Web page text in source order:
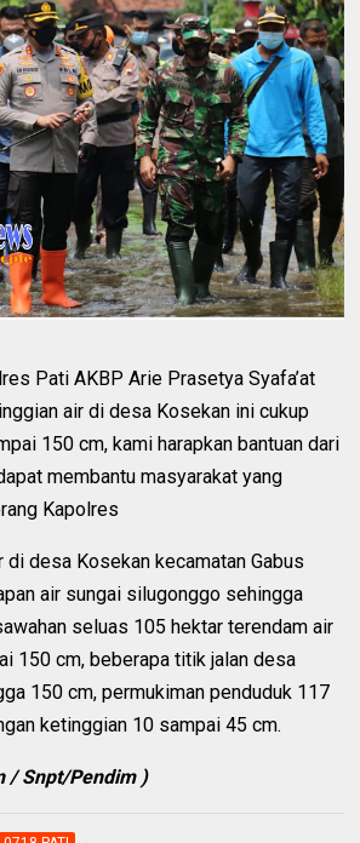
Pati AKBP Arie Prasetya Syafa’at
air di desa Kosekan ini cukup
150 cm, kami harapkan bantuan dari
membantu masyarakat yang
Kapolres
di desa Kosekan kecamatan Gabus
air sungai silugonggo sehingga
seluas 105 hektar terendam air
150 cm, beberapa titik jalan desa
150 cm, permukiman penduduk 117
ketinggian 10 sampai 45 cm.
/ Snpt/Pendim )